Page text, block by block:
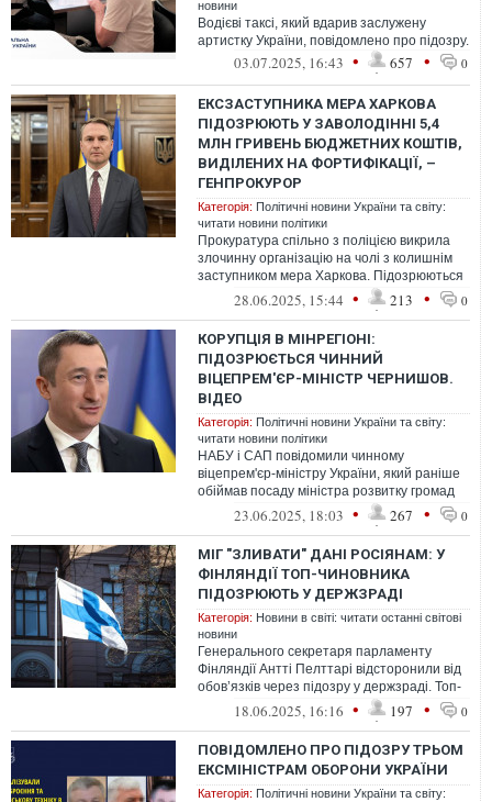
новини
Водієві таксі, який вдарив заслужену
артистку України, повідомлено про підозру.
03.07.2025, 16:43 • 657 • 0
ЕКСЗАСТУПНИКА МЕРА ХАРКОВА
ПІДОЗРЮЮТЬ У ЗАВОЛОДІННІ 5,4
МЛН ГРИВЕНЬ БЮДЖЕТНИХ КОШТІВ,
ВИДІЛЕНИХ НА ФОРТИФІКАЦІЇ, –
ГЕНПРОКУРОР
Категорія: Політичні новини України та світу:
читати новини політики
Прокуратура спільно з поліцією викрила
злочинну організацію на чолі з колишнім
заступником мера Харкова. Підозрюються
у заволодінні 5,4 млн гривень бю...
28.06.2025, 15:44 • 213 • 0
КОРУПЦІЯ В МІНРЕГІОНІ:
ПІДОЗРЮЄТЬСЯ ЧИННИЙ
ВІЦЕПРЕМ'ЄР-МІНІСТР ЧЕРНИШОВ.
ВІДЕО
Категорія: Політичні новини України та світу:
читати новини політики
НАБУ і САП повідомили чинному
віцепрем'єр-міністру України, який раніше
обіймав посаду міністра розвитку громад
та територій України, про підозру у зл...
23.06.2025, 18:03 • 267 • 0
МІГ "ЗЛИВАТИ" ДАНІ РОСІЯНАМ: У
ФІНЛЯНДІЇ ТОП-ЧИНОВНИКА
ПІДОЗРЮЮТЬ У ДЕРЖЗРАДІ
Категорія: Новини в світі: читати останні світові
новини
Генерального секретаря парламенту
Фінляндії Антті Пелттарі відсторонили від
обов’язків через підозру у держзраді. Топ-
чиновника підозрюють у зловживан...
18.06.2025, 16:16 • 197 • 0
ПОВІДОМЛЕНО ПРО ПІДОЗРУ ТРЬОМ
ЕКСМІНІСТРАМ ОБОРОНИ УКРАЇНИ
Категорія: Політичні новини України та світу: